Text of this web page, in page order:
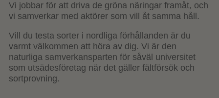
Vi jobbar för att driva de gröna näringar framåt, och
vi samverkar med aktörer som vill åt samma håll.
Vill du testa sorter i nordliga förhållanden är du
varmt välkommen att höra av dig. Vi är den
naturliga samverkansparten för såväl universitet
som utsädesföretag när det gäller fältförsök och
sortprovning.